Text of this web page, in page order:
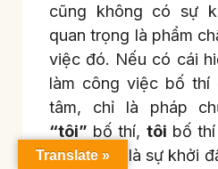
cũng không có sự
quan trọng là phẩm
việc đó. Nếu có cái
làm công việc bố thí
tâm, chỉ là pháp
“tôi” bố thí,tôi bố
biết đó sẽ là sự khởi
Translate »